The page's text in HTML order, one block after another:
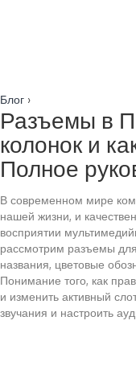
Блог ›
Разъемы в
колонок и
Полное
В современном мире
нашей жизни, и
восприятии
рассмотрим разъемы
названия, цветовые
Понимание того, как
и изменить активный
звучания и настроить